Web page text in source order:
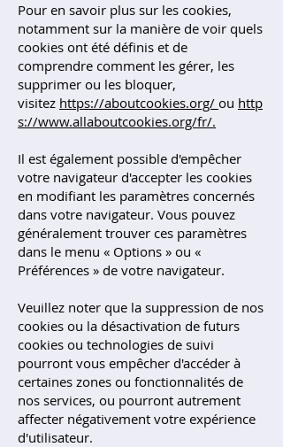
Pour en savoir plus sur les cookies,
notamment sur la manière de voir quels
cookies ont été définis et de
comprendre comment les gérer, les
supprimer ou les bloquer,
visitez https://aboutcookies.org/ ou http
s://www.allaboutcookies.org/fr/.
Il est également possible d'empêcher
votre navigateur d'accepter les cookies
en modifiant les paramètres concernés
dans votre navigateur. Vous pouvez
généralement trouver ces paramètres
dans le menu « Options » ou «
Préférences » de votre navigateur.
Veuillez noter que la suppression de nos
cookies ou la désactivation de futurs
cookies ou technologies de suivi
pourront vous empêcher d'accéder à
certaines zones ou fonctionnalités de
nos services, ou pourront autrement
affecter négativement votre expérience
d'utilisateur.